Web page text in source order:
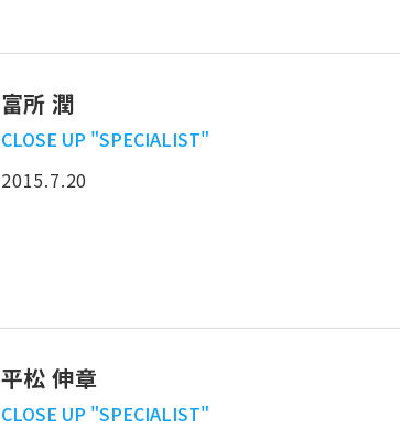
富所 潤
CLOSE UP "SPECIALIST"
2015.7.20
平松 伸章
CLOSE UP "SPECIALIST"